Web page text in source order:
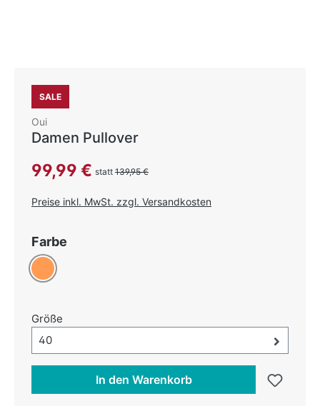
SALE
Oui
Damen Pullover
Verkaufspreis:
99,99 € statt 139,95 €
Preise inkl. MwSt. zzgl. Versandkosten
Farbe
Orange
Größe
Größe-Auswahl öffnen, aktuell ausgewählt:
40
In den Warenkorb